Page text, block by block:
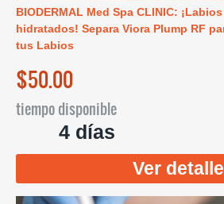
BIODERMAL Med Spa CLINIC:
hidratados! Separa Viora Plump RF
tus Labios
$50.00
tiempo disponible
4 días
Ver detalle